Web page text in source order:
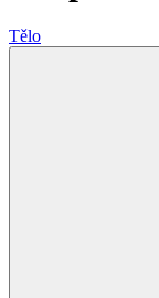
Tělo